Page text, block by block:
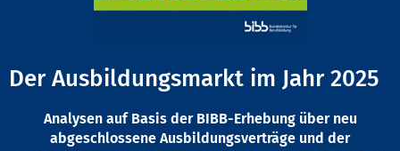
Der Ausbildungsmarkt im Jahr 2025
Analysen auf Basis der BIBB-Erhebung über neu
abgeschlossene Ausbildungsverträge und der